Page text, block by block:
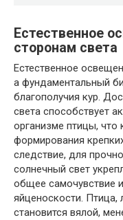
Естественное
сторонам света
Естественное
а фундаментальный
благополучия кур.
света способствует
организме птицы, что
формирования
следствие, для
солнечный свет
общее самочувствие
яйценоскости. Птица,
становится вялой,